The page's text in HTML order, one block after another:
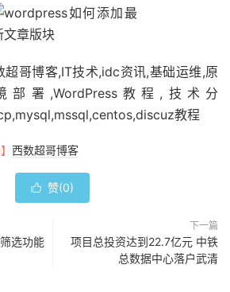
超哥博客,IT技术,idc资讯,基础运维,原
部署,WordPress教程,技术分
教程
西数超哥博客
 赞(0)
选功能
下一篇
项目总投资达到22.7亿元 中铁
总数据中心落户武清